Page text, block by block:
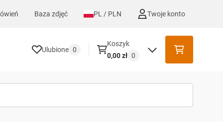
Baza zdjęć PL / PLN Twoje konto
Ulubione 0
Koszyk
0,00 zł 0